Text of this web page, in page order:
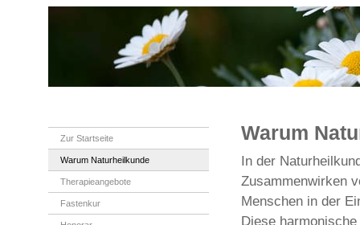
Zur Startseite
Warum Naturheilkunde
Therapieangebote
Fastenkur
Warum
In der
Zusammenwirken
Menschen in der
Diese